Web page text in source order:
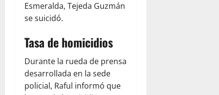
Esmeralda, Tejeda Guzmán
se suicidó.
Tasa de homicidios
Durante la rueda de prensa
desarrollada en la sede
policial, Raful informó que